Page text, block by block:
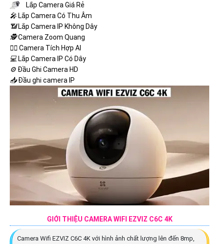
Lắp Camera Giá Rẻ
️🎤️Lắp Camera Có Thu Âm
📶Lắp Camera IP Không Dây
🕵️Camera Zoom Quang
🧛‍♀️ Camera Tích Hợp AI
💻Lắp Camera IP Có Dây
⚙️Đầu Ghi Camera HD
📥Đầu ghi camera IP
GIỚI THIỆU CAMERA WIFI EZVIZ C6C 4K
Camera Wifi EZVIZ C6C 4K với hình ảnh chất lượng lên đến 8mp,